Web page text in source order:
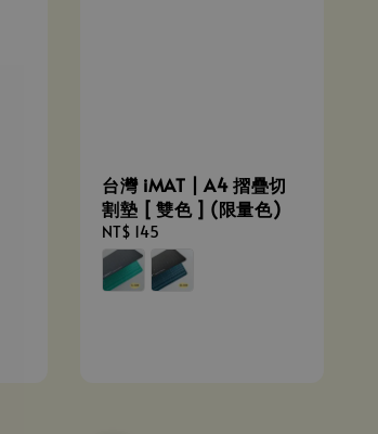
台灣 iMAT | A4 摺疊切
割墊 [ 雙色 ] (限量色)
Regular
price
NT$ 145